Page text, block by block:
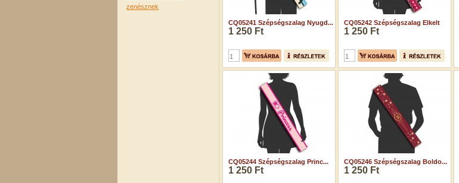
zenésznek
CQ05241 Szépségszalag Nyugd...
1 250 Ft
CQ05242 Szépségszalag Elkelt
1 250 Ft
CQ05244 Szépségszalag Princ...
1 250 Ft
CQ05246 Szépségszalag Boldo...
1 250 Ft